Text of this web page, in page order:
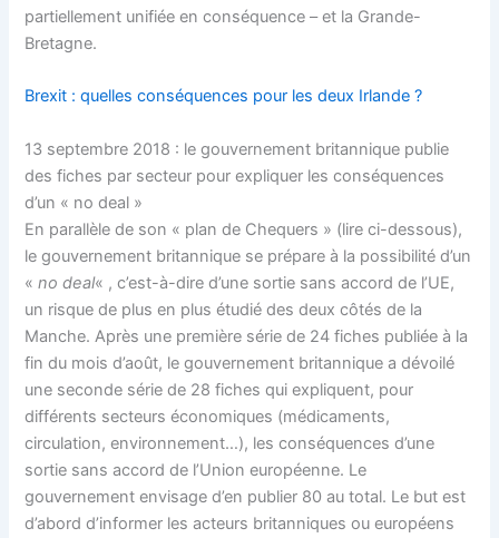
partiellement unifiée en conséquence – et la Grande-
Bretagne.
Brexit : quelles conséquences pour les deux Irlande ?
13 septembre 2018 : le gouvernement britannique publie
des fiches par secteur pour expliquer les conséquences
d’un « no deal »
En parallèle de son « plan de Chequers » (lire ci-dessous),
le gouvernement britannique se prépare à la possibilité d’un
«no deal« , c’est-à-dire d’une sortie sans accord de l’UE,
un risque de plus en plus étudié des deux côtés de la
Manche. Après une première série de 24 fiches publiée à la
fin du mois d’août, le gouvernement britannique a dévoilé
une seconde série de 28 fiches qui expliquent, pour
différents secteurs économiques (médicaments,
circulation, environnement…), les conséquences d’une
sortie sans accord de l’Union européenne. Le
gouvernement envisage d’en publier 80 au total. Le but est
d’abord d’informer les acteurs britanniques ou européens